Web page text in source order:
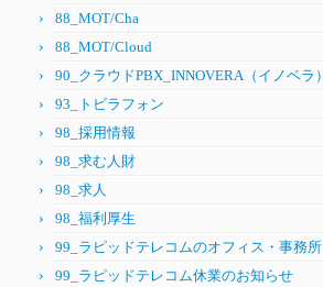
88_MOT/Cha
88_MOT/Cloud
90_クラウドPBX_INNOVERA（イノベラ）
93_トビラフォン
98_採用情報
98_求む人財
98_求人
98_福利厚生
99_ラピッドテレコムのオフィス・事務所
99_ラピッドテレコム休業のお知らせ